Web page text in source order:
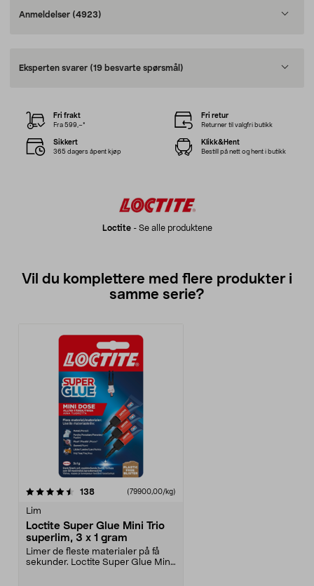
Anmeldelser (4923)
Eksperten svarer (19 besvarte spørsmål)
Loctite- Se alle produktene
Fri frakt
Fra 599,–*
Fri retur
Returner til valgfri butikk
Sikkert
365 dagers åpent kjøp
Klikk&Hent
Bestill på nett og hent i butikk
Vil du komplettere med flere produkter i
samme serie?
138anmeldelser(79900,00/kg)
Lim
Loctite Super Glue Mini Trio
superlim, 3 x 1 gram
Limer de fleste materialer på få
sekunder. Loctite Super Glue Mini